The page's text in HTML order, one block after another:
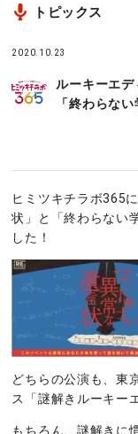
トピックス
2020.10.23
ルーキーエデ
「終わらな
ヒミツキチラボ365
状」と「終わらない
した！
どちらの公演も、東
ス「謎解きルーキー
もちろん、謎解きに